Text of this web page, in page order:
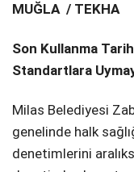
METEOROLOJI
SERVISLER
MUĞLA / TEKHA
Son Kullanma
Standartlara
Milas Belediyesi
genelinde halk
denetimlerini